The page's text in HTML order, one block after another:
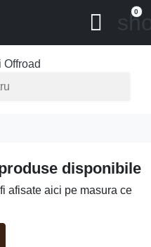
 0
disponibile
afisate aici pe masura ce